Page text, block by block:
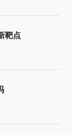
靶点